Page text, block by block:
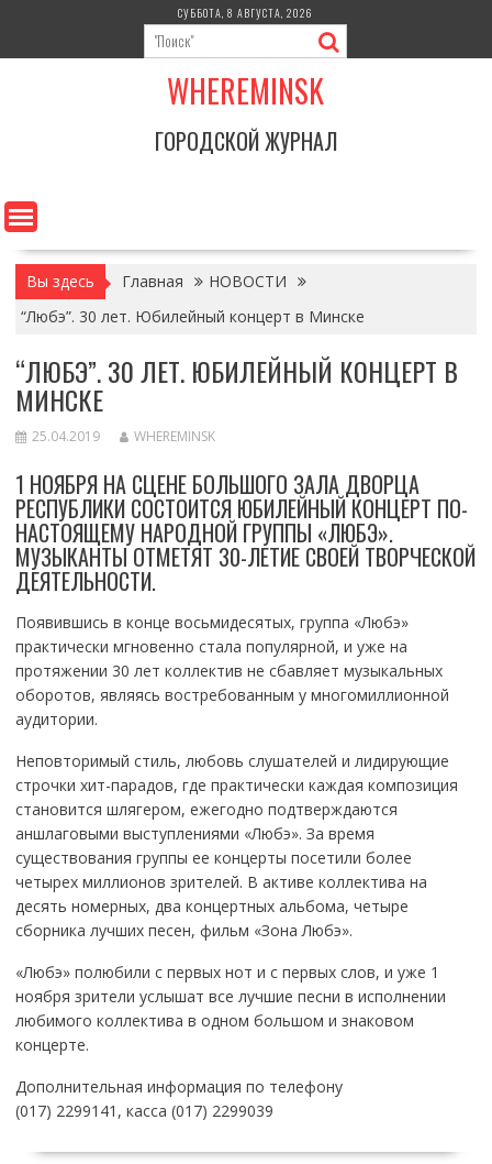
содержимому
СУББОТА, 8 АВГУСТА, 2026
WHEREMINSK
ГОРОДСКОЙ ЖУРНАЛ
Вы здесь Главная
НОВОСТИ
“Любэ”. 30 лет. Юбилейный концерт в Минске
“ЛЮБЭ”. 30 ЛЕТ. ЮБИЛЕЙНЫЙ КОНЦЕРТ В
МИНСКЕ
25.04.2019 WHEREMINSK
1 НОЯБРЯ НА СЦЕНЕ БОЛЬШОГО ЗАЛА ДВОРЦА
РЕСПУБЛИКИ СОСТОИТСЯ ЮБИЛЕЙНЫЙ КОНЦЕРТ ПО-
НАСТОЯЩЕМУ НАРОДНОЙ ГРУППЫ «ЛЮБЭ».
МУЗЫКАНТЫ ОТМЕТЯТ 30-ЛЕТИЕ СВОЕЙ ТВОРЧЕСКОЙ
ДЕЯТЕЛЬНОСТИ.
Появившись в конце восьмидесятых, группа «Любэ»
практически мгновенно стала популярной, и уже на
протяжении 30 лет коллектив не сбавляет музыкальных
оборотов, являясь востребованным у многомиллионной
аудитории.
Неповторимый стиль, любовь слушателей и лидирующие
строчки хит-парадов, где практически каждая композиция
становится шлягером, ежегодно подтверждаются
аншлаговыми выступлениями «Любэ». За время
существования группы ее концерты посетили более
четырех миллионов зрителей. В активе коллектива на
десять номерных, два концертных альбома, четыре
сборника лучших песен, фильм «Зона Любэ».
«Любэ» полюбили с первых нот и с первых слов, и уже 1
ноября зрители услышат все лучшие песни в исполнении
любимого коллектива в одном большом и знаковом
концерте.
Дополнительная информация по телефону
(017) 2299141, касса (017) 2299039